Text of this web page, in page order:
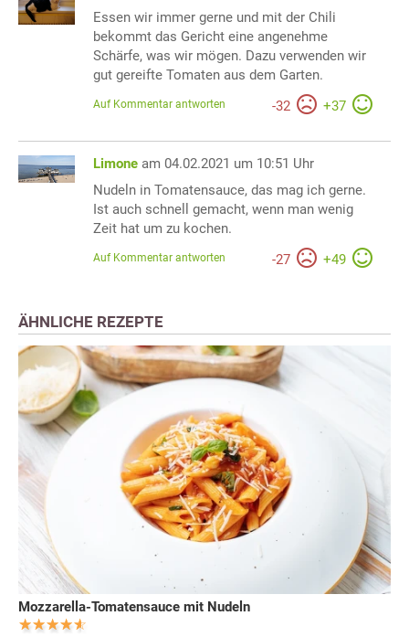
Essen wir immer gerne und mit der Chili
bekommt das Gericht eine angenehme
Schärfe, was wir mögen. Dazu verwenden wir
gut gereifte Tomaten aus dem Garten.
-32 +37
Auf Kommentar antworten
Limone am 04.02.2021 um 10:51 Uhr
Nudeln in Tomatensauce, das mag ich gerne.
Ist auch schnell gemacht, wenn man wenig
Zeit hat um zu kochen.
-27 +49
Auf Kommentar antworten
ÄHNLICHE REZEPTE
Mozzarella-Tomatensauce mit Nudeln